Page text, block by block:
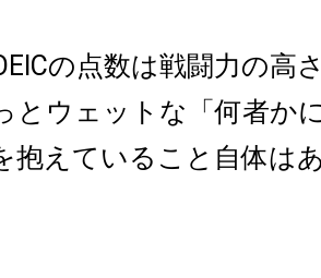
の点数は戦闘力の高
とウェットな「何者か
抱えていること自体は